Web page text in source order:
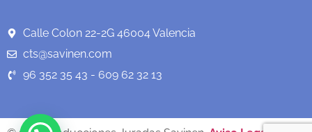
Calle Colon 22-2G 46004 Valencia
cts@savinen.com
96 352 35 43 - 609 62 32 13